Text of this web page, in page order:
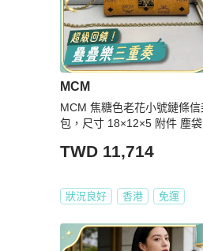
MCM
MCM 焦糖色老花小號鏈條信封
包，尺寸 18×12×5 附件 塵袋
TWD 11,714
狀況良好 香港 免運